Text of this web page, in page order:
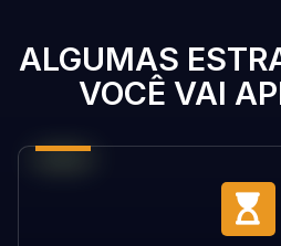
ALGUMAS
VOCÊ VAI